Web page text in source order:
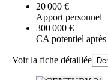
20 000 €
Apport personnel
300 000 €
CA potentiel après
Voir la fiche détaillée